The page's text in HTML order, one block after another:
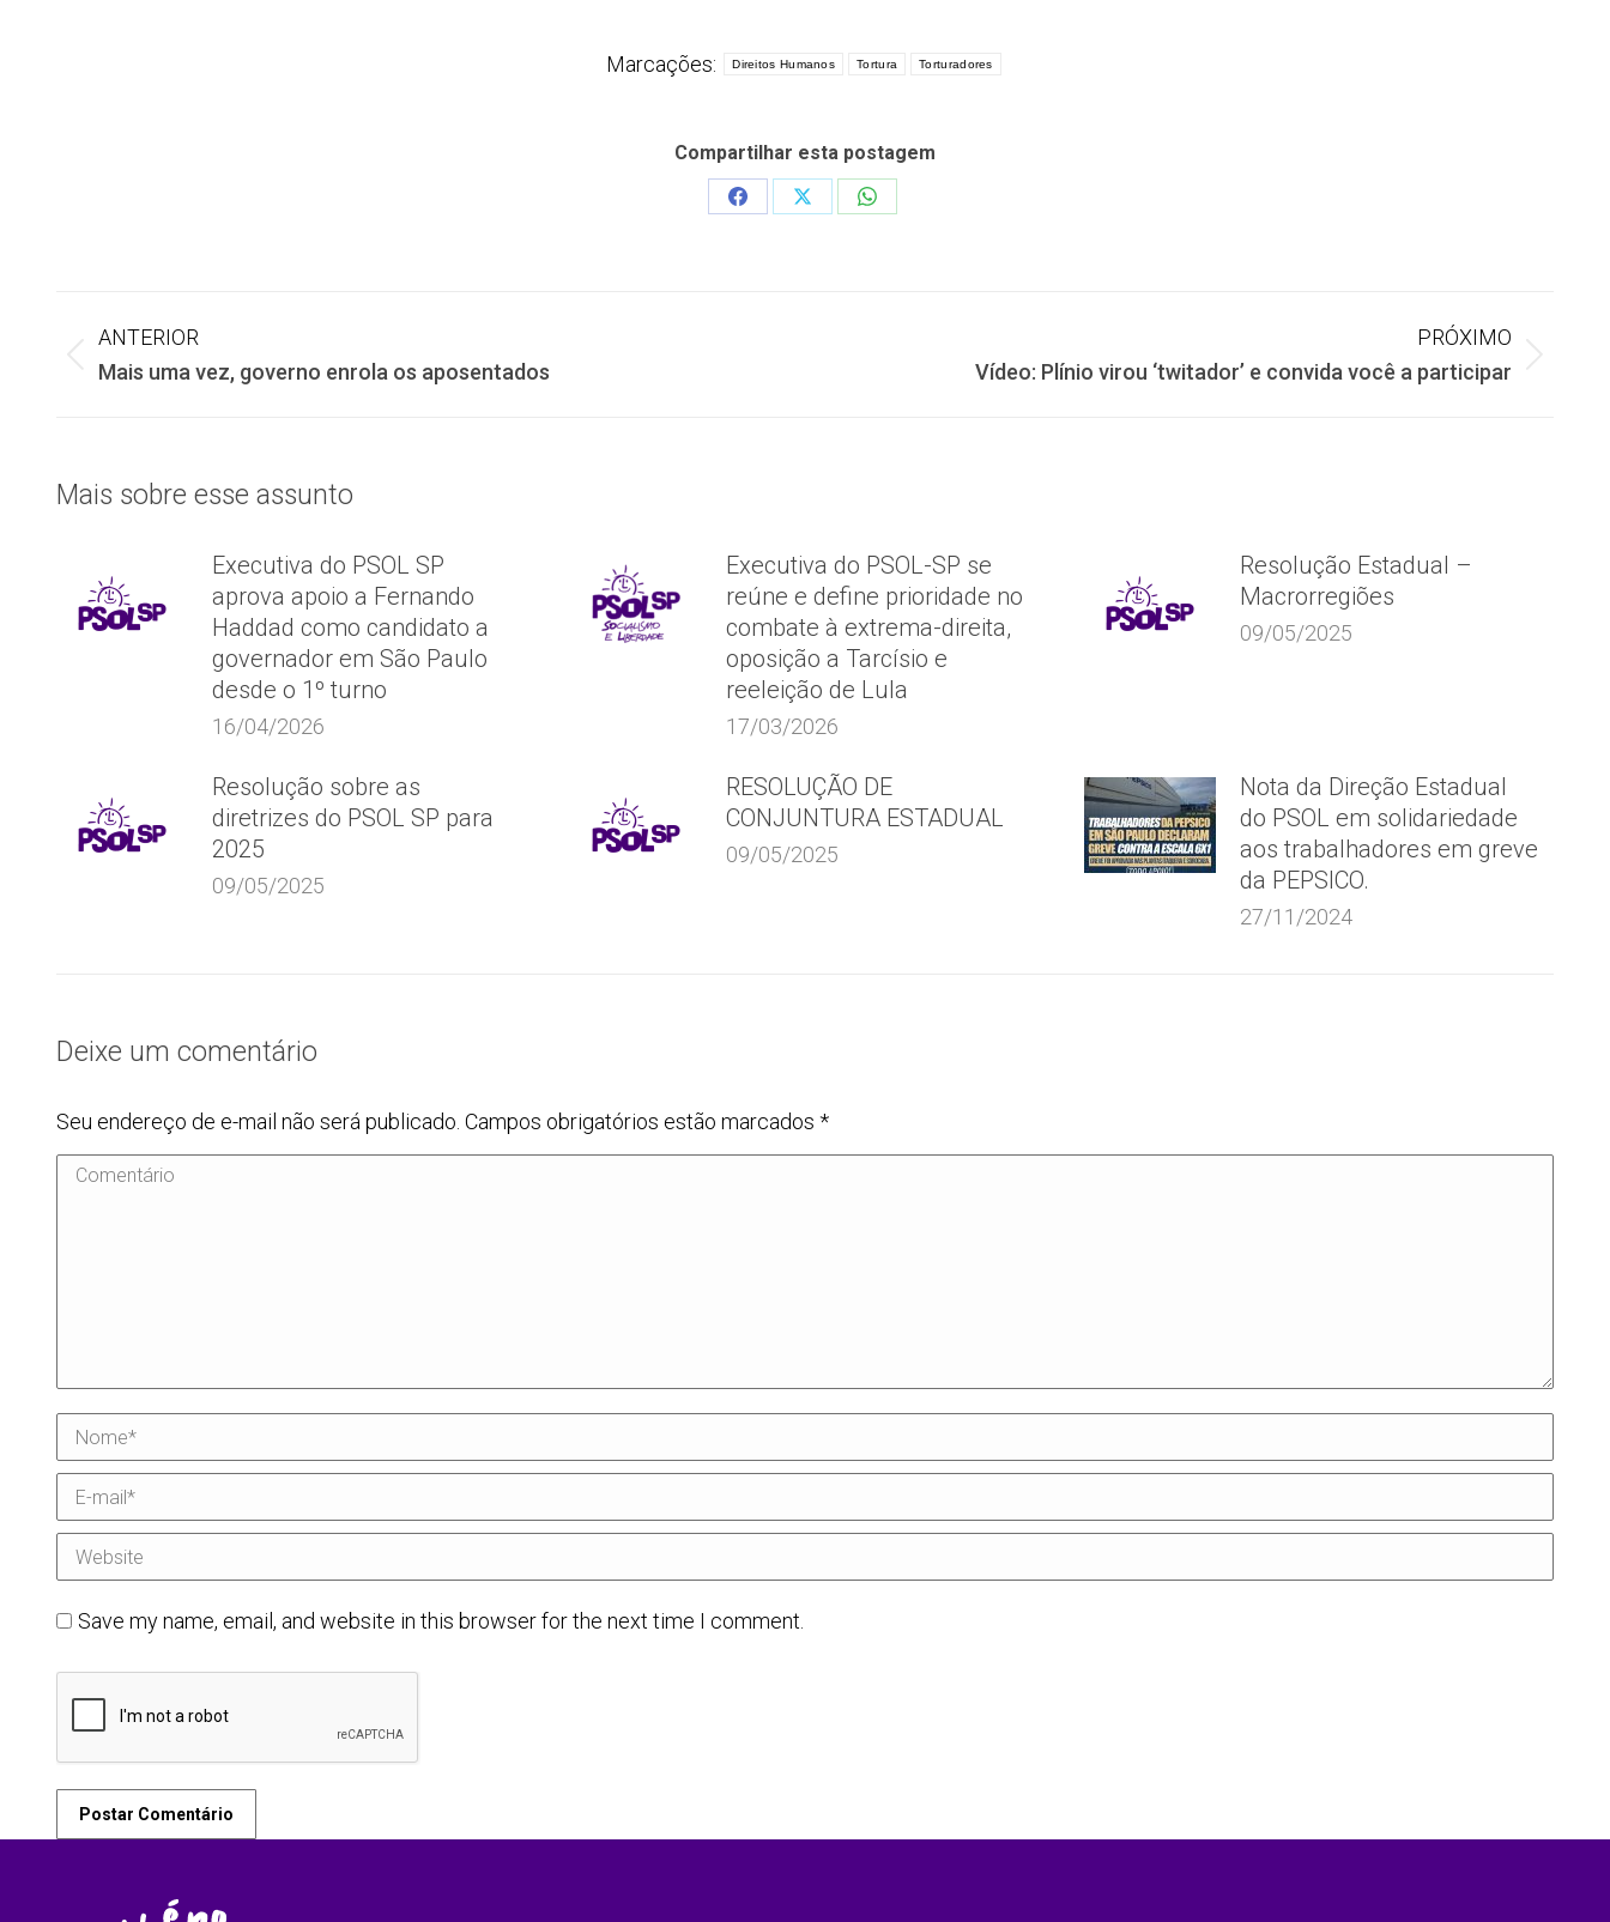
Marcações: Direitos Humanos Tortura Torturadores
Compartilhar esta postagem
Share
Share
Share
Navegação
de
post:
ANTERIOR
Post
Mais uma vez, governo enrola os aposentados
PRÓXIMO
Vídeo: Plínio virou ‘twitador’ e convida você a participar
Mais sobre esse assunto
Executiva do PSOL SP
aprova apoio a Fernando
Haddad como candidato a
governador em São Paulo
desde o 1º turno
16/04/2026
Executiva do PSOL-SP se
reúne e define prioridade no
combate à extrema-direita,
oposição a Tarcísio e
reeleição de Lula
17/03/2026
Resolução Estadual –
Macrorregiões
09/05/2025
Resolução sobre as
diretrizes do PSOL SP para
2025
09/05/2025
RESOLUÇÃO DE
CONJUNTURA ESTADUAL
09/05/2025
Nota da Direção Estadual
do PSOL em solidariedade
aos trabalhadores em greve
da PEPSICO.
27/11/2024
Deixe um comentário
Seu endereço de e-mail não será publicado. Campos obrigatórios estão marcados *
Comentário
Nome *
E-mail *
Website
Save my name, email, and website in this browser for the next time I comment.
Postar Comentário